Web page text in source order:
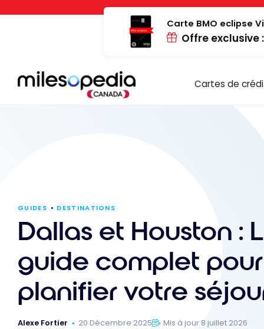
Panneau de gestion des cookies
Carte BMO eclipse
Offre exclusive
Cartes de
GUIDES DESTINATIONS
Dallas et Houston :
guide complet pour
planifier votre
Alexe Fortier 20 Décembre 2025 Mis à jour 8 juillet 2026